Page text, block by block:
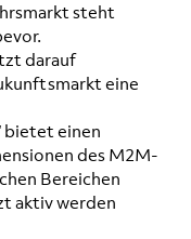
steht
darauf
eine
bietet einen
des M2M-
Bereichen
aktiv werden